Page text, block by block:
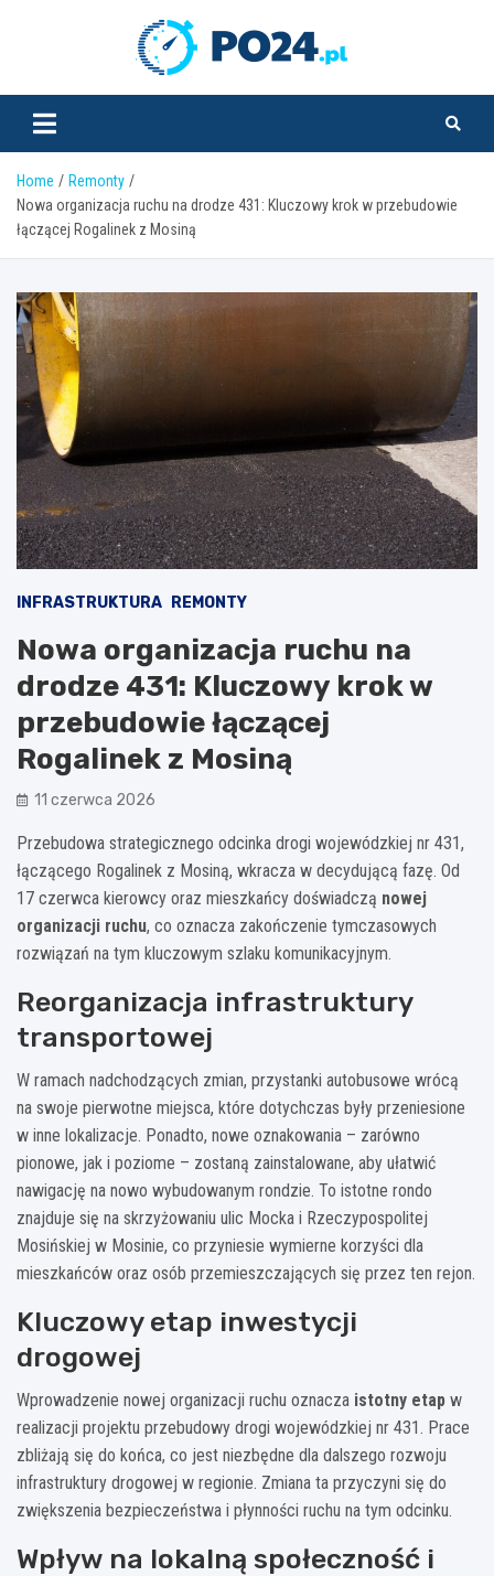
Home
Remonty
Nowa organizacja ruchu na drodze 431: Kluczowy krok w przebudowie
łączącej Rogalinek z Mosiną
INFRASTRUKTURA REMONTY
Nowa organizacja ruchu na
drodze 431: Kluczowy krok w
przebudowie łączącej
Rogalinek z Mosiną
11 czerwca 2026
Przebudowa strategicznego odcinka drogi wojewódzkiej nr 431,
łączącego Rogalinek z Mosiną, wkracza w decydującą fazę. Od
17 czerwca kierowcy oraz mieszkańcy doświadczą nowej
organizacji ruchu, co oznacza zakończenie tymczasowych
rozwiązań na tym kluczowym szlaku komunikacyjnym.
Reorganizacja infrastruktury
transportowej
W ramach nadchodzących zmian, przystanki autobusowe wrócą
na swoje pierwotne miejsca, które dotychczas były przeniesione
w inne lokalizacje. Ponadto, nowe oznakowania – zarówno
pionowe, jak i poziome – zostaną zainstalowane, aby ułatwić
nawigację na nowo wybudowanym rondzie. To istotne rondo
znajduje się na skrzyżowaniu ulic Mocka i Rzeczypospolitej
Mosińskiej w Mosinie, co przyniesie wymierne korzyści dla
mieszkańców oraz osób przemieszczających się przez ten rejon.
Kluczowy etap inwestycji
drogowej
Wprowadzenie nowej organizacji ruchu oznacza istotny etap w
realizacji projektu przebudowy drogi wojewódzkiej nr 431. Prace
zbliżają się do końca, co jest niezbędne dla dalszego rozwoju
infrastruktury drogowej w regionie. Zmiana ta przyczyni się do
zwiększenia bezpieczeństwa i płynności ruchu na tym odcinku.
Wpływ na lokalną społeczność i